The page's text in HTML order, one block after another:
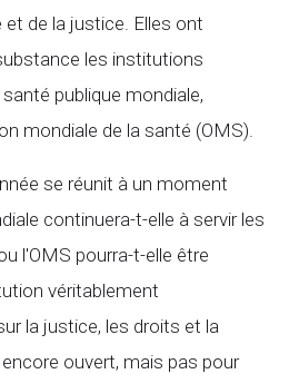
de la justice. Elles ont
les institutions
publique mondiale,
mondiale de la santé (OMS).
se réunit à un moment
continuera-t-elle à servir les
l'OMS pourra-t-elle être
véritablement
la justice, les droits et la
ouvert, mais pas pour